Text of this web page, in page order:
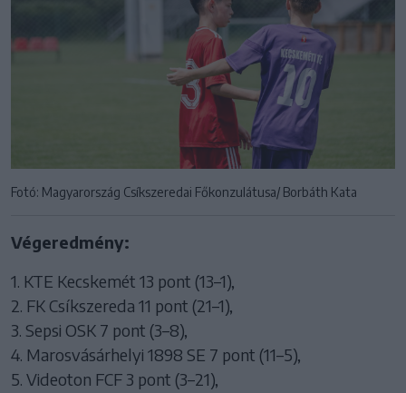
Fotó: Magyarország Csíkszeredai Főkonzulátusa/ Borbáth Kata
Végeredmény:
1. KTE Kecskemét 13 pont (13–1),
2. FK Csíkszereda 11 pont (21–1),
3. Sepsi OSK 7 pont (3–8),
4. Marosvásárhelyi 1898 SE 7 pont (11–5),
5. Videoton FCF 3 pont (3–21),